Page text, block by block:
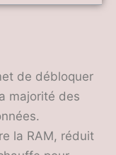
de débloquer
majorité des
la RAM, réduit